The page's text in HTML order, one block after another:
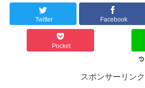
Twitter Facebook
Pocket
スポンサーリンク